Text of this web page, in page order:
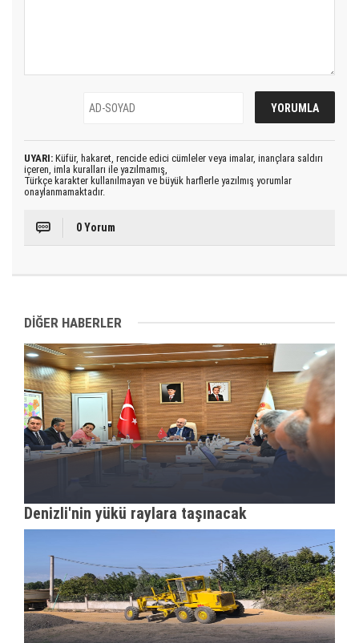
UYARI: Küfür, hakaret, rencide edici cümleler veya imalar, inançlara saldırı
içeren, imla kuralları ile yazılmamış,
Türkçe karakter kullanılmayan ve büyük harflerle yazılmış yorumlar
onaylanmamaktadır.
0 Yorum
DİĞER HABERLER
Denizli'nin yükü raylara taşınacak